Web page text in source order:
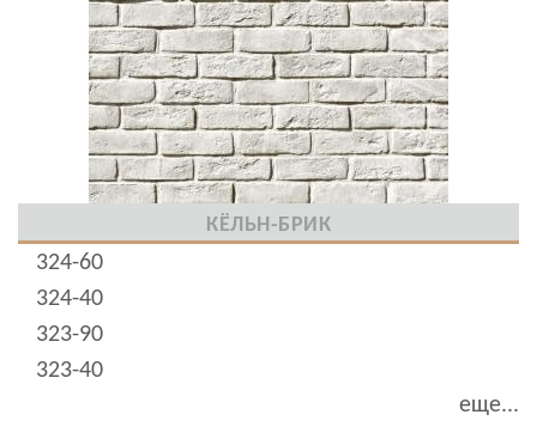
КЁЛЬН-БРИК
324-60
324-40
323-90
323-40
еще...